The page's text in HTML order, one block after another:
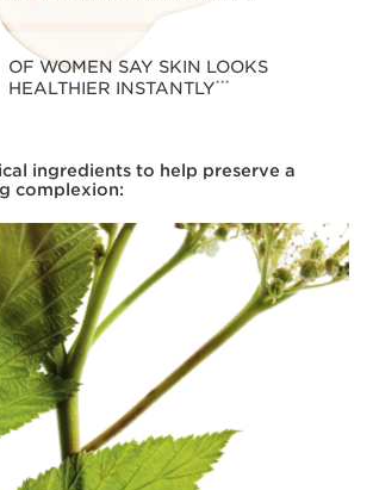
OF WOMEN SAY SKIN LOOKS
HEALTHIER INSTANTLY***
ingredients to help preserve a
complexion: